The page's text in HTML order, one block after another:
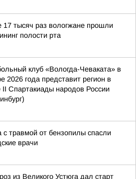
тысяч раз вологжане прошли
полости рта
клуб «Вологда-Чеваката» в
2026 года представит регион в
Спартакиады народов России
с травмой от бензопилы спасли
врачи
из Великого Устюга дал старт